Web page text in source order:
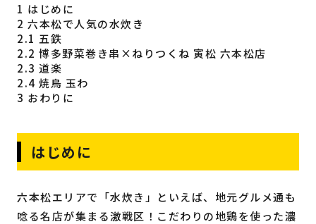
1 はじめに
2 六本松で人気の水炊き
2.1 五鉄
2.2 博多野菜巻き串×ねりつくね 寅松 六本松店
2.3 道楽
2.4 焼鳥 玉わ
3 おわりに
はじめに
六本松エリアで「水炊き」といえば、地元グルメ通も
唸る名店が集まる激戦区！こだわりの地鶏を使った濃